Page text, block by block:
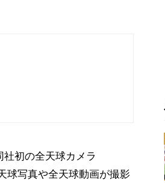
社初の全天球カメラ
球写真や全天球動画が撮影